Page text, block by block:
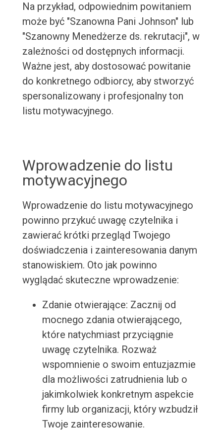
Na przykład, odpowiednim powitaniem
może być "Szanowna Pani Johnson" lub
"Szanowny Menedżerze ds. rekrutacji", w
zależności od dostępnych informacji.
Ważne jest, aby dostosować powitanie
do konkretnego odbiorcy, aby stworzyć
spersonalizowany i profesjonalny ton
listu motywacyjnego.
Wprowadzenie do listu
motywacyjnego
Wprowadzenie do listu motywacyjnego
powinno przykuć uwagę czytelnika i
zawierać krótki przegląd Twojego
doświadczenia i zainteresowania danym
stanowiskiem. Oto jak powinno
wyglądać skuteczne wprowadzenie:
Zdanie otwierające: Zacznij od
mocnego zdania otwierającego,
które natychmiast przyciągnie
uwagę czytelnika. Rozważ
wspomnienie o swoim entuzjazmie
dla możliwości zatrudnienia lub o
jakimkolwiek konkretnym aspekcie
firmy lub organizacji, który wzbudził
Twoje zainteresowanie.